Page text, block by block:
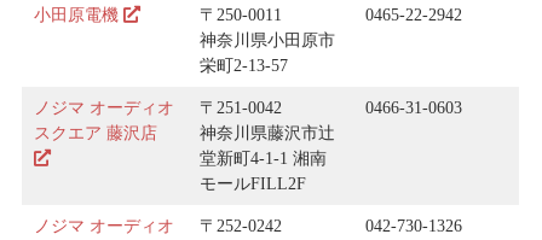
小田原電機
〒250-0011
神奈川県小田原市
栄町2-13-57
0465-22-2942
ノジマ オーディオ
スクエア 藤沢店
〒251-0042
神奈川県藤沢市辻
堂新町4-1-1 湘南
モールFILL2F
0466-31-0603
ノジマ オーディオ
〒252-0242
042-730-1326